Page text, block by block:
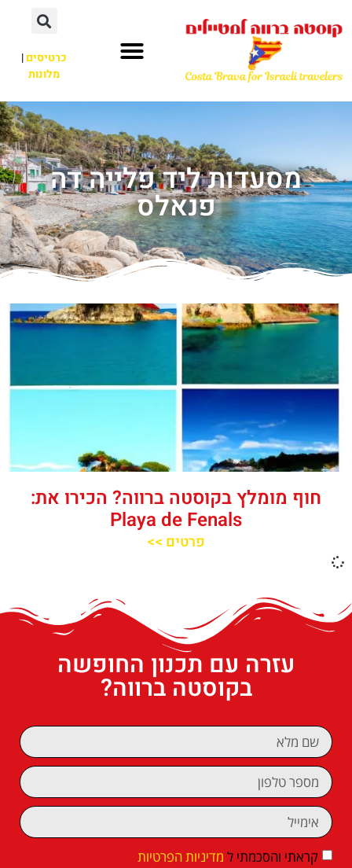
כרטיסים|
מלונות
מסעדות ליד פלייה דה
פנאלס
חוף מומלץ בקוסטה ברווה? הכירו את:
Playa de Fenals‬‬
פרטים >>
עזרה עם תכנון החופשה
בקוסטה ברווה?
קראתי והסכמתי ל מדיניות הפרטיות